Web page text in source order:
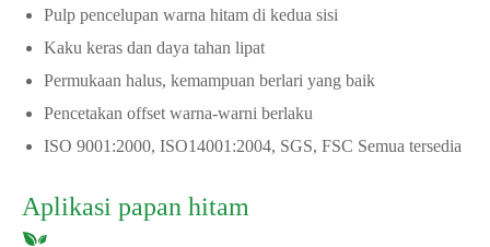
Pulp pencelupan warna hitam di kedua sisi
Kaku keras dan daya tahan lipat
Permukaan halus, kemampuan berlari yang baik
Pencetakan offset warna-warni berlaku
ISO 9001:2000, ISO14001:2004, SGS, FSC Semua tersedia
Aplikasi papan hitam